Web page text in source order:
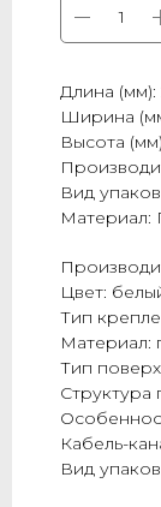
Длина
Ширина
Высота
Вид
Материал:
Цвет:
Тип
Материал:
Тип
Структура
Кабель-
Вид